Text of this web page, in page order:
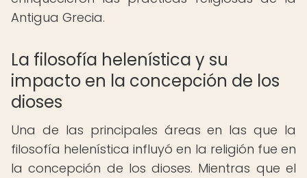
Antigua Grecia.
La filosofía helenística y su
impacto en la concepción de los
dioses
Una de las principales áreas en las que la
filosofía helenística influyó en la religión fue en
la concepción de los dioses. Mientras que el